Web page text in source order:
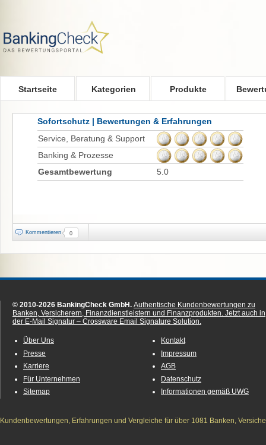
Startseite Kategorien Produkte
Sofortschutz | Bewertungen & Erfahrungen
Service, Beratung & Support
Banking & Prozesse
Gesamtbewertung
5.0
Kommentieren 0
© 2010-2026 BankingCheck GmbH. Authentische Kundenbewertungen zu
Banken, Versicherern, Finanzdienstleistern und Finanzprodukten. Jetzt auch in
der E-Mail Signatur – Crossware Email Signature Solution.
Über Uns
Presse
Karriere
Für Unternehmen
Sitemap
Kontakt
Impressum
AGB
Datenschutz
Informationen gemäß UWG
Kundenbewertungen, Erfahrungen und Vergleiche für über 1081 Banken,